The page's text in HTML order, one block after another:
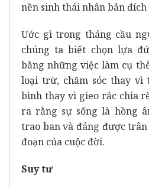
nền sinh thái nhân bản đích
Ước gì trong tháng cầu
chúng ta biết chọn lựa
bằng những việc làm cụ
loại trừ, chăm sóc thay vì
bình thay vì gieo rắc chia
ra rằng sự sống là hồng
trao ban và đáng được
đoạn của cuộc đời.
Suy tư